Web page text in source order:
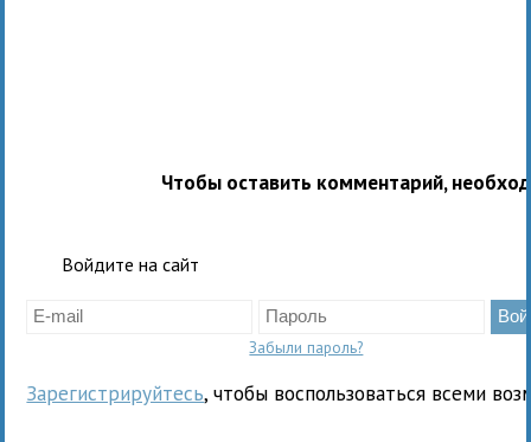
Чтобы оставить комментарий,
Войдите на сайт
Забыли пароль?
Зарегистрируйтесь, чтобы воспользоваться всеми